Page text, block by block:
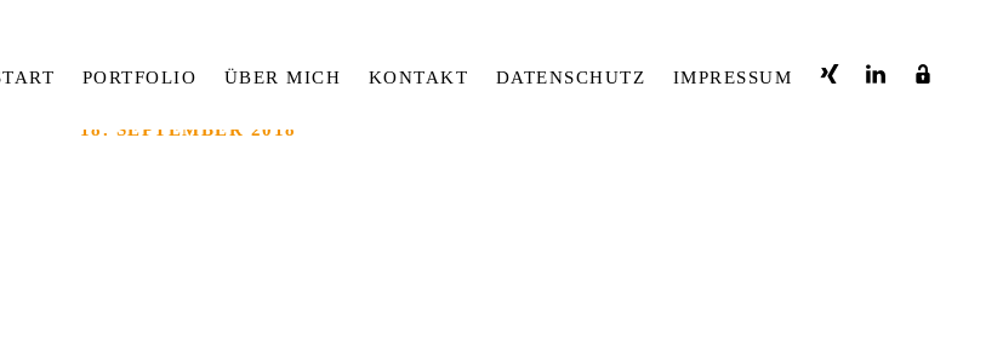
PORTFOLIO ÜBER MICH KONTAKT DATENSCHUTZ IMPRESSUM
18. SEPTEMBER 2018